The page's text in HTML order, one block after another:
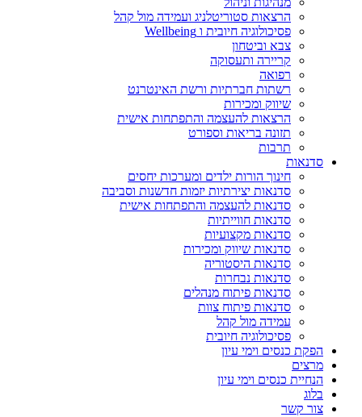
הרצאות סטוריטלניג ועמידה מול קהל
פסיכולוגיה חיובית ו Wellbeing
צבא וביטחון
קריירה ותעסוקה
רפואה
רשתות חברתיות ורשת האינטרנט
שיווק ומכירות
הרצאות להעצמה והתפתחות אישית
תזונה בריאות וספורט
תרבות
סדנאות
חינוך הורות ילדים ומערכות יחסים
סדנאות יצירתיות יזמות חדשנות וסביבה
סדנאות להעצמה והתפתחות אישית
סדנאות חווייתיות
סדנאות מקצועיות
סדנאות שיווק ומכירות
סדנאות היסטוריה
סדנאות נבחרות
סדנאות פיתוח מנהלים
סדנאות פיתוח צוות
עמידה מול קהל
פסיכולוגיה חיובית
הפקת כנסים וימי עיון
מרצים
הנחיית כנסים וימי עיון
בלוג
צור קשר